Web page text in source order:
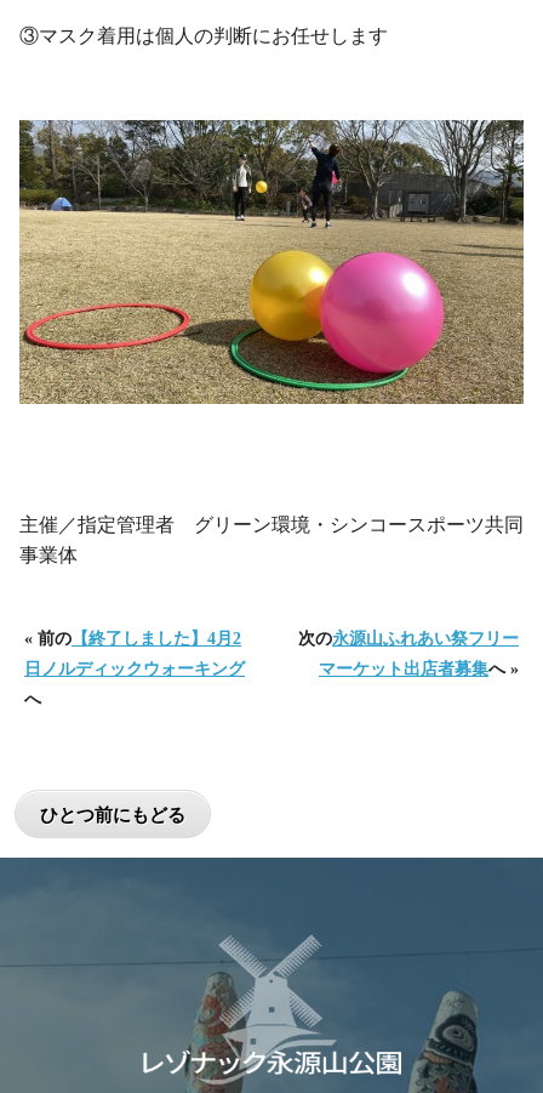
③マスク着用は個人の判断にお任せします
主催／指定管理者 グリーン環境・シンコースポーツ共同
事業体
« 前の 【終了しました】4月2
日ノルディックウォーキング
へ
次の永源山ふれあい祭フリー
マーケット出店者募集へ »